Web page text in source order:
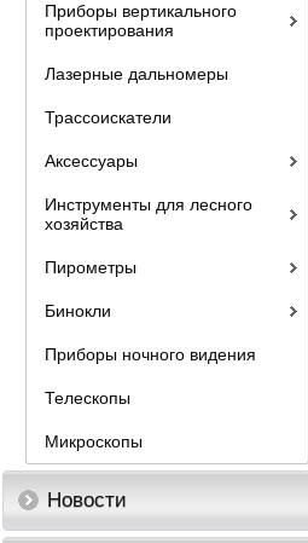
Приборы вертикального
проектирования
Лазерные дальномеры
Трассоискатели
Аксессуары
Инструменты для лесного
хозяйства
Пирометры
Бинокли
Приборы ночного видения
Телескопы
Микроскопы
Новости